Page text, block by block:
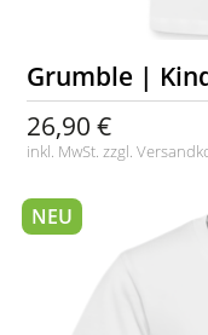
Grumble |
26,90 €
inkl. MwSt. zzgl.
NEU